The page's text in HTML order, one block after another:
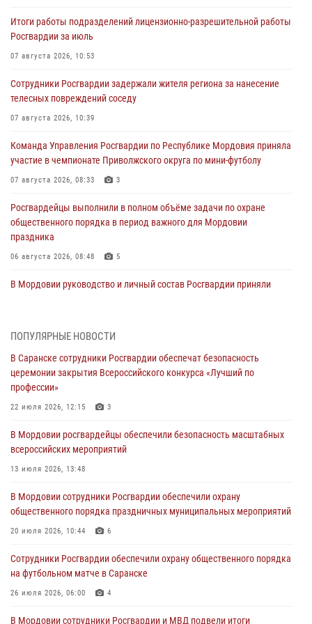
Итоги работы подразделений лицензионно-разрешительной работы
Росгвардии за июль
07 августа 2026, 10:53
Сотрудники Росгвардии задержали жителя региона за нанесение
телесных повреждений соседу
07 августа 2026, 10:39
Команда Управления Росгвардии по Республике Мордовия приняла
участие в чемпионате Приволжского округа по мини-футболу
07 августа 2026, 08:33 3
Росгвардейцы выполнили в полном объёме задачи по охране
общественного порядка в период важного для Мордовии
праздника
06 августа 2026, 08:48 5
В Мордовии руководство и личный состав Росгвардии приняли
06 августа 2026, 08:14 9
В Саранске сотрудники Росгвардии задержали дебошира,
повредившего имущество в кафе
06 августа 2026, 07:03
незамедлительно
05 августа 2026, 15:04
подозреваемого в причинении телесных повреждений супруге
05 августа 2026, 12:34
проведения масштабного праздника в Темникове
05 августа 2026, 09:04 4
ПОПУЛЯРНЫЕ НОВОСТИ
В Саранске сотрудники Росгвардии обеспечат безопасность
церемонии закрытия Всероссийского конкурса «Лучший по
профессии»
22 июля 2026, 12:15 3
В Мордовии росгвардейцы обеспечили безопасность масштабных
всероссийских мероприятий
13 июля 2026, 13:48
В Мордовии сотрудники Росгвардии обеспечили охрану
общественного порядка праздничных муниципальных мероприятий
20 июля 2026, 10:44 6
Сотрудники Росгвардии обеспечили охрану общественного порядка
на футбольном матче в Саранске
26 июля 2026, 06:00 4
В Мордовии сотрудники Росгвардии и МВД подвели итоги